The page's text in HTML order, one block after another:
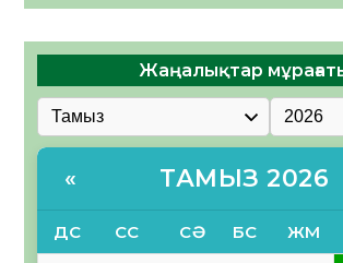
Жаңалықтар
« ТАМЫЗ 2026
ДС СС СӘ БС ЖМ